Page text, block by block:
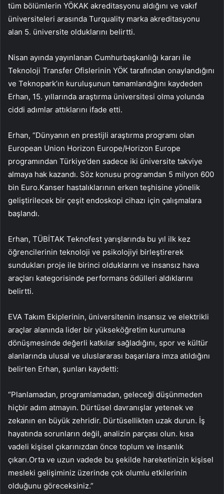
tüm bölümlerin YÖKAK akreditasyonu aldığını ve vakıf
üniversiteleri arasında Turquality marka akreditasyonu
alan 5. üniversite olduklarını belirtti.
Nisan ayında yayınlanan Cumhurbaşkanlığı kararı ile
Teknoloji Transfer Ofislerinin YÖK tarafından onaylandığını
ve Teknopark’ın kuruluşunun tamamlandığını kaydeden
Erhan, 15. yıllarında araştırma üniversitesi olma yolunda
ciddi adımlar attıklarını ifade etti.
Erhan, “Dünyanın en prestijli araştırma programı olan
European Union Horizon Europe/Horizon Europe
programından Türkiye’den sadece iki üniversite takviye
almaya hak kazandı. Söz konusu programdan 5 milyon 600
bin Euro.Kanser hastalıklarının erken teşhisine yönelik
geliştirilecek bir çeşit endoskopi cihazı için çalışmalara
başlandı.
Erhan, TÜBİTAK Teknofest yarışlarında bu yıl ilk kez
öğrencilerinin teknoloji ve psikolojiyi birleştirerek
sundukları proje ile birinci olduklarını ve insansız hava
araçları kategorisinde performans ödülleri aldıklarını
belirtti.
EVA Takım Ekiplerinin, üniversitenin insansız ve elektrikli
araçlar alanında lider bir yükseköğretim kurumuna
dönüşmesinde değerli katkılar sağladığını, spor ve kültür
alanlarında ulusal ve uluslararası başarılara imza atıldığını
belirten Erhan, şunları kaydetti:
“Planlamadan, programlamadan, geleceği düşünmeden
hiçbir adım atmayın. Dürtüsel davranışlar yetenek ve
zekanın en büyük zehridir. Dürtüsellikten uzak durun. İş
hayatında sorunların değil, analizin parçası olun. kısa
vadeli kişisel çıkarınızdan önce toplum ve insanlık
çıkarı.Orta ve uzun vadede bu şekilde hareketinizin kişisel
mesleki gelişiminiz üzerinde çok olumlu etkilerinin
olduğunu göreceksiniz.”